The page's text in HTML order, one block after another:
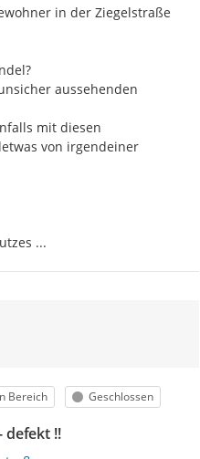
in der Ziegelstraße
aussehenden
mit diesen
von irgendeiner
...
Bereich Status
Geschlossen
defekt !!